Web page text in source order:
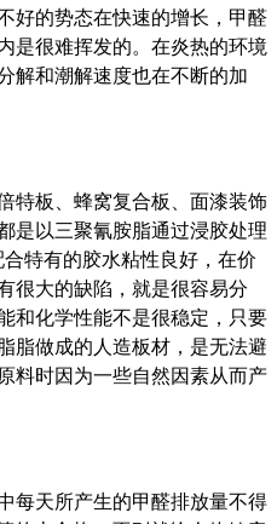
的势态在快速的增长，甲醛
难挥发的。在炎热的环境
分解和潮解速度也在不断的加
板、蜂窝复合板、面漆装饰
都是以三聚氰胺脂通过浸胶处理
特有的胶水粘性良好，在价
大的缺陷，就是很容易分
和化学性能不是很稳定，只要
做成的人造板材，是无法避
料时因为一些自然因素从而产
中每天所产生的甲醛排放量不得